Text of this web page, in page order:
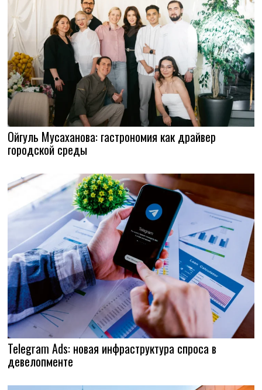
Ойгуль Мусаханова: гастрономия как драйвер
городской среды
Telegram Ads: новая инфраструктура спроса в
девелопменте